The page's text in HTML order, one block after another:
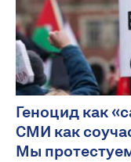
Геноцид как
СМИ как
Мы